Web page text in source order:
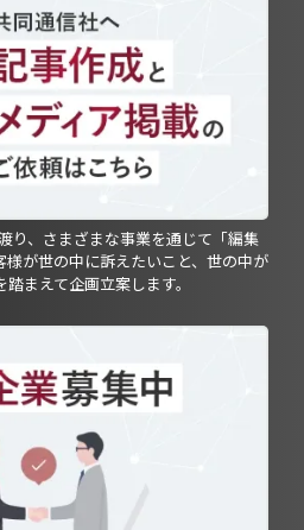
り、さまざまな事業を通じて「編集
が世の中に訴えたいこと、世の中が
まえて企画立案します。